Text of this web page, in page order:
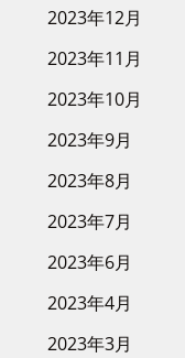
2023年12月
2023年11月
2023年10月
2023年9月
2023年8月
2023年7月
2023年6月
2023年4月
2023年3月